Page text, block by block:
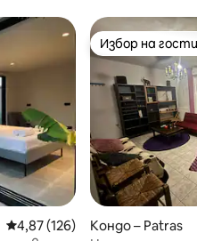
Средна оценка: 4,87 от 5,
4,87 (126)
Избор на
Избор на
Кондо – Patras